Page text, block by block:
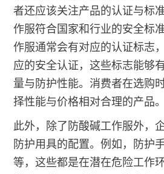
者还应该关注产品的认证与标
作服符合国家和行业的安全标
作服通常会有对应的认证标志
应的安全认证，这些标志能够
量与防护性能。消费者在选购
择性能与价格相对合理的产品。
此外，除了防酸碱工作服外，
防护用具的配置。例如，防护
等，这些都是在潜在危险工作